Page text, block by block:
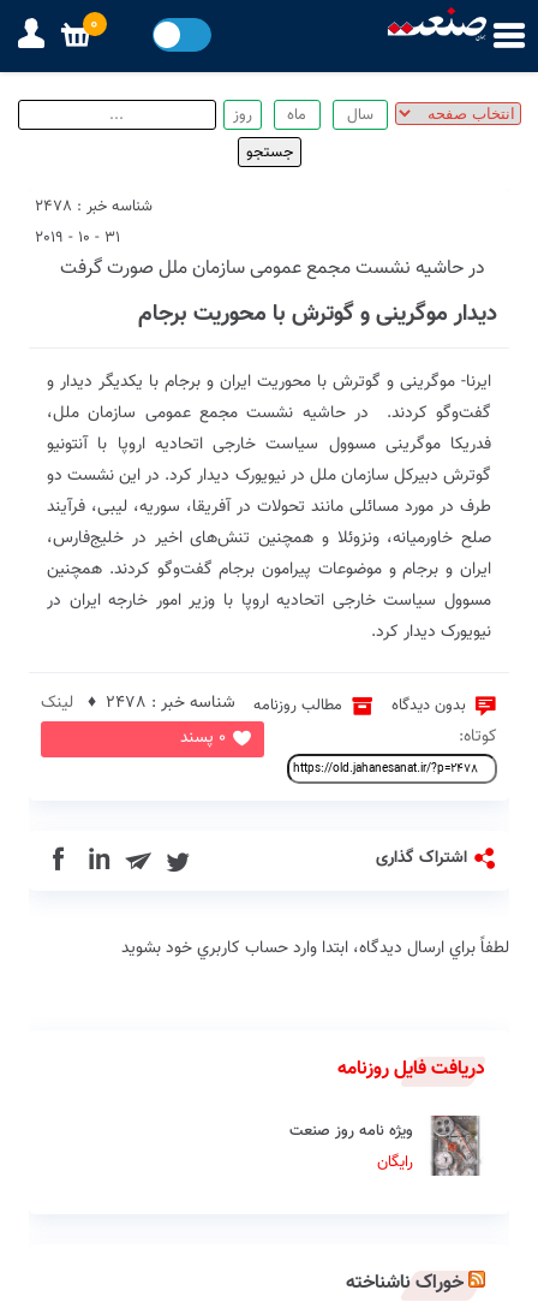
شناسه خبر : 2478
31 - 10 - 2019
در حاشیه نشست مجمع عمومی سازمان ملل صورت گرفت‌
دیدار موگرینی و گوترش با محوریت برجام
ایرنا- موگرینی و گوترش با محوریت ایران و برجام با یکدیگر دیدار و
گفت‌وگو کردند. ‌ در حاشیه نشست مجمع عمومی سازمان ملل،
‌فدریکا موگرینی‌ مسوول سیاست خارجی اتحادیه اروپا با آنتونیو
گوترش دبیرکل سازمان ملل در نیویورک دیدار کرد. در این نشست دو
طرف در مورد مسائلی مانند تحولات در آفریقا، سوریه، لیبی، فرآیند
صلح خاورمیانه، ونزوئلا و همچنین تنش‌های اخیر در خلیج‌فارس،
ایران و برجام و موضوعات پیرامون‌ برجام گفت‌وگو کردند. همچنین
مسوول سیاست خارجی اتحادیه اروپا با وزیر امور خارجه ایران در
نیویورک دیدار کرد.
بدون دیدگاه مطالب روزنامه
0 پسند
شناسه خبر : 2478 ♦
لینک
کوتاه:
اشتراک گذاری in
لطفاً براي ارسال دیدگاه، ابتدا وارد حساب كاربري خود بشويد
دریافت فایل روزنامه
ویژه نامه روز صنعت
رایگان
خوراک ناشناخته
0